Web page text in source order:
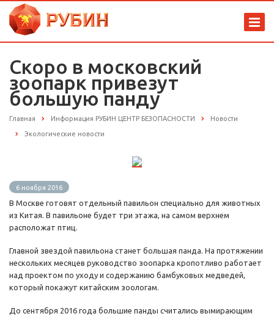
Скоро в московский
зоопарк привезут
большую панду
Главная Информация РУБИН ЦЕНТР БЕЗОПАСНОСТИ Новости
Экологические новости
6 ноября 2016
В Москве готовят отдельный павильон специально для животных
из Китая. В павильоне будет три этажа, на самом верхнем
расположат птиц.
Главной звездой павильона станет большая панда. На протяжении
нескольких месяцев руководство зоопарка кропотливо работает
над проектом по уходу и содержанию бамбуковых медведей,
который покажут китайским зоологам.
До сентября 2016 года большие панды считались вымирающим